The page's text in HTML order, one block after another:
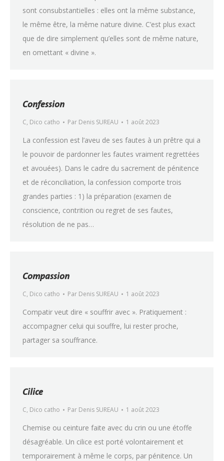
sont consubstantielles : elles ont la même substance,
le même être, la même nature divine. C’est plus exact
que de dire simplement qu’elles sont de même nature,
en omettant « divine ».
Confession
C, Dico catho Par Denis SUREAU 1 août 2023
La confession est l’aveu de ses fautes à un prêtre qui a
le pouvoir de pardonner les fautes vraiment regrettées
et avouées). Dans le cadre du sacrement de pénitence
et de réconciliation, la confession comporte trois
grandes parties : 1) la préparation (examen de
conscience, contrition ou regret de ses fautes,
résolution de ne pas…
Compassion
C, Dico catho Par Denis SUREAU 1 août 2023
Compatir veut dire « souffrir avec ». Pratiquement :
accompagner celui qui souffre, lui rester proche,
partager sa souffrance.
Cilice
C, Dico catho Par Denis SUREAU 1 août 2023
Chemise ou ceinture faite avec du crin ou une étoffe
désagréable. Un cilice est porté volontairement et
temporairement à même le corps, par pénitence. Un